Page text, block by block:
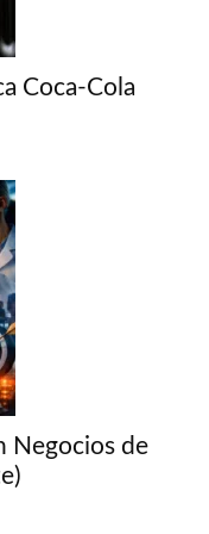
Coca-Cola
Negocios de